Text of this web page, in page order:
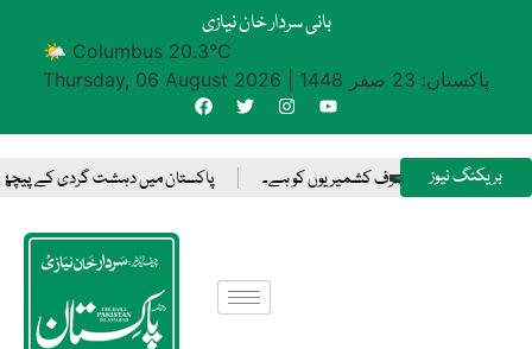
بانی سردار خان نیازی
🌤 Columbus 20.3°C
Thursday, 06 August 2026
پاکستان: 23 صفر 1448
بریکنگ نیوز
کرنے کا حق صرف کشمیریوں کو ہے۔ پاکستان میں دہشت گردی کے پیچھے